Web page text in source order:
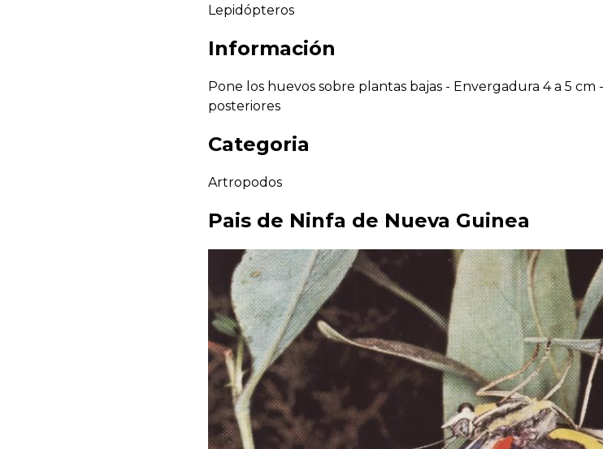
Lepidópteros
Información
Pone los huevos sobre plantas bajas - Envergadura 4 a 5 cm
posteriores
Categoria
Artropodos
Pais de Ninfa de Nueva Guinea